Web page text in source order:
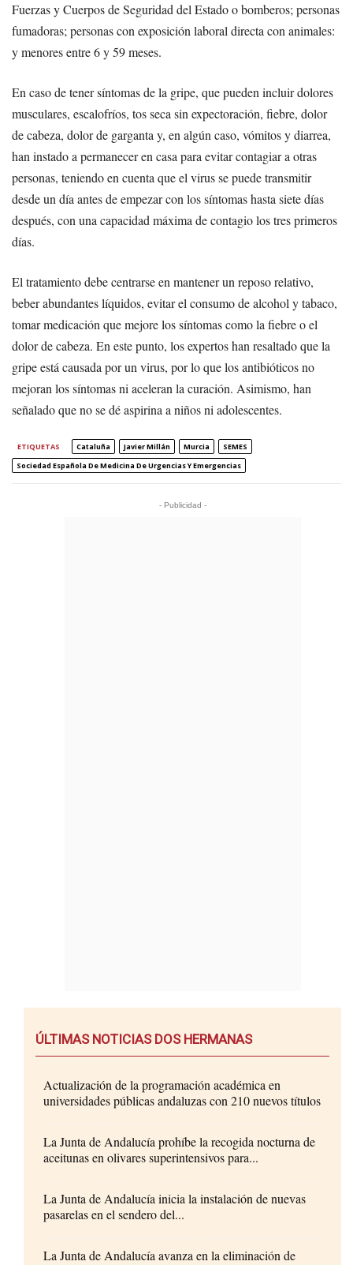
Fuerzas y Cuerpos de Seguridad del Estado o bomberos; personas
fumadoras; personas con exposición laboral directa con animales:
y menores entre 6 y 59 meses.
En caso de tener síntomas de la gripe, que pueden incluir dolores
musculares, escalofríos, tos seca sin expectoración, fiebre, dolor
de cabeza, dolor de garganta y, en algún caso, vómitos y diarrea,
han instado a permanecer en casa para evitar contagiar a otras
personas, teniendo en cuenta que el virus se puede transmitir
desde un día antes de empezar con los síntomas hasta siete días
después, con una capacidad máxima de contagio los tres primeros
días.
El tratamiento debe centrarse en mantener un reposo relativo,
beber abundantes líquidos, evitar el consumo de alcohol y tabaco,
tomar medicación que mejore los síntomas como la fiebre o el
dolor de cabeza. En este punto, los expertos han resaltado que la
gripe está causada por un virus, por lo que los antibióticos no
mejoran los síntomas ni aceleran la curación. Asimismo, han
señalado que no se dé aspirina a niños ni adolescentes.
ETIQUETAS Cataluña Javier Millán Murcia
SEMES
Sociedad Española De Medicina De Urgencias Y Emergencias
- Publicidad -
ÚLTIMAS NOTICIAS DOS HERMANAS
Actualización de la programación académica en
universidades públicas andaluzas con 210 nuevos títulos
La Junta de Andalucía prohíbe la recogida nocturna de
aceitunas en olivares superintensivos para...
La Junta de Andalucía inicia la instalación de nuevas
pasarelas en el sendero del...
La Junta de Andalucía avanza en la eliminación de